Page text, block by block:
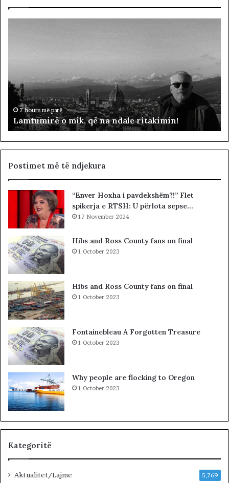
i
m
i
k
,
d
l
r
i
t
a
k
m
i
n
!
7 hours më parë
Lamtumirë o mik, që na ndale ritakimin!
p
a
Postimet më të ndjekura
“Enver Hoxha i pavdekshëm?!” Flet
spikerja e RTSH: U përlota sepse…
17 November 2024
Hibs and Ross County fans on final
1 October 2023
Hibs and Ross County fans on final
1 October 2023
Fontainebleau A Forgotten Treasure
1 October 2023
Why people are flocking to Oregon
1 October 2023
Kategoritë
Aktualitet/Lajme 5,769